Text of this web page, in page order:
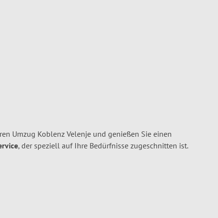
Umzug Koblenz Velenje und genießen Sie einen
, der speziell auf Ihre Bedürfnisse zugeschnitten ist.